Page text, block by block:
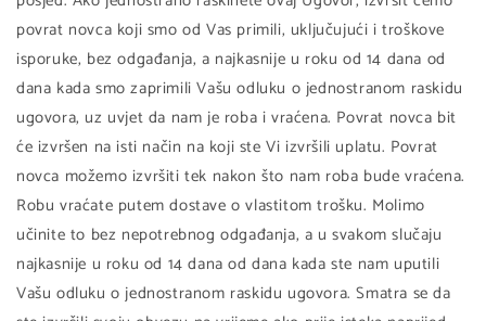
povrat novca koji smo od Vas primili, uključujući i troškove
isporuke, bez odgađanja, a najkasnije u roku od 14 dana od
dana kada smo zaprimili Vašu odluku o jednostranom raskidu
ugovora, uz uvjet da nam je roba i vraćena. Povrat novca bit
će izvršen na isti način na koji ste Vi izvršili uplatu. Povrat
novca možemo izvršiti tek nakon što nam roba bude vraćena.
Robu vraćate putem dostave o vlastitom trošku. Molimo
učinite to bez nepotrebnog odgađanja, a u svakom slučaju
najkasnije u roku od 14 dana od dana kada ste nam uputili
Vašu odluku o jednostranom raskidu ugovora. Smatra se da